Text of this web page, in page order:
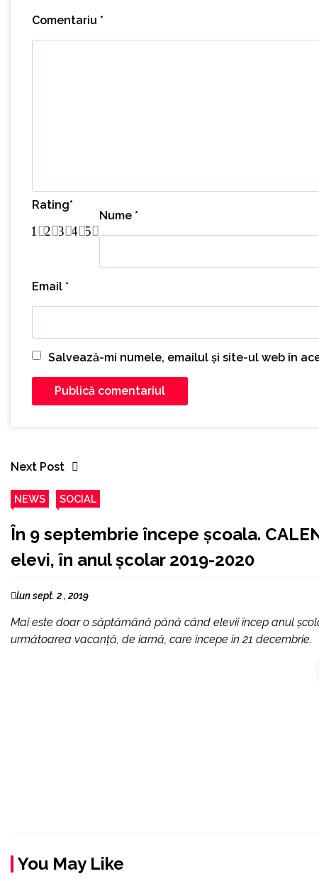
Comentariu *
Rating*
5
4
3
2
1
Nume *
Email *
Salvează-mi numele, emailul și site-ul web în
Next Post
NEWS SOCIAL
În 9 septembrie începe școala.
elevi, în anul școlar 2019-2020
lun sept. 2 , 2019
Mai este doar o săptămână până când elevii încep anul
următoarea vacanță, de iarnă, care începe în 21 decembrie.
You May Like